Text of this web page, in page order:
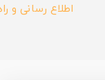
اطلاع رسانی و